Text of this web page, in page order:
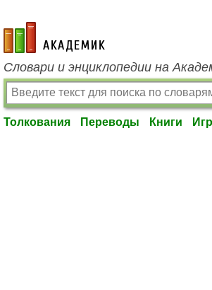
academic.ru
Словари и энциклопедии на
Толкования Переводы Книги